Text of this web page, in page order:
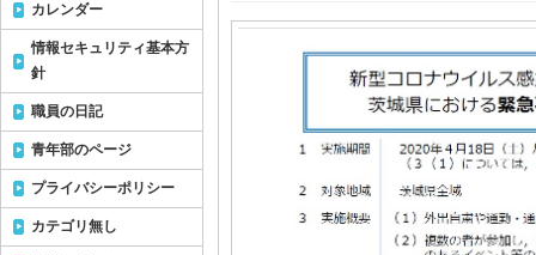
カレンダー
情報セキュリティ基本方
針
職員の日記
青年部のページ
プライバシーポリシー
カテゴリ無し